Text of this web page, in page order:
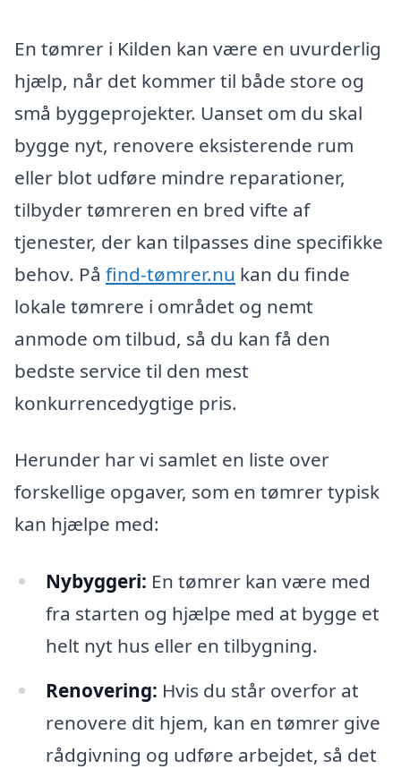
En tømrer i Kilden kan være en uvurderlig
hjælp, når det kommer til både store og
små byggeprojekter. Uanset om du skal
bygge nyt, renovere eksisterende rum
eller blot udføre mindre reparationer,
tilbyder tømreren en bred vifte af
tjenester, der kan tilpasses dine specifikke
behov. På find-tømrer.nu kan du finde
lokale tømrere i området og nemt
anmode om tilbud, så du kan få den
bedste service til den mest
konkurrencedygtige pris.
Herunder har vi samlet en liste over
forskellige opgaver, som en tømrer typisk
kan hjælpe med:
Nybyggeri: En tømrer kan være med
fra starten og hjælpe med at bygge et
helt nyt hus eller en tilbygning.
Renovering: Hvis du står overfor at
renovere dit hjem, kan en tømrer give
rådgivning og udføre arbejdet, så det